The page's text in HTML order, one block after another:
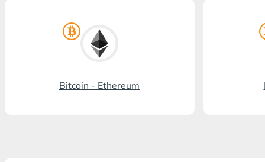
Promsvjazbank
Russkiy standart
Bitcoin - Ethereum